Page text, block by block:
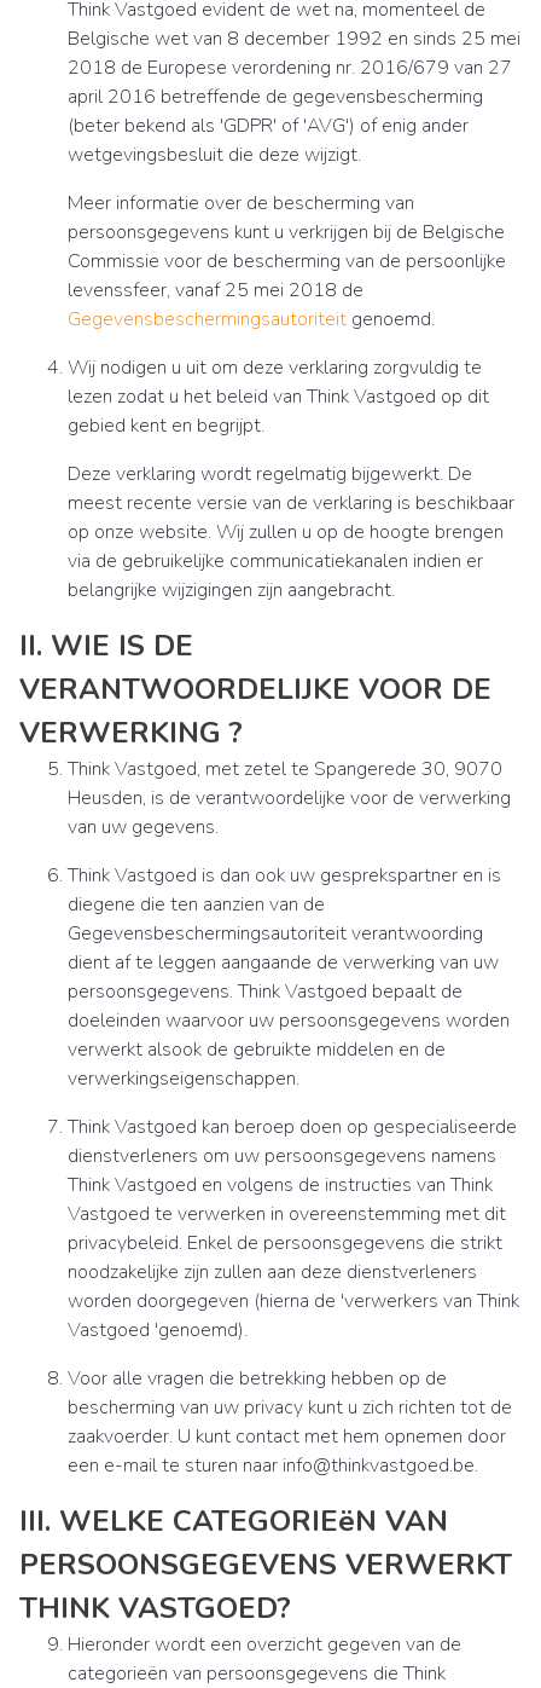
Think Vastgoed evident de wet na, momenteel de
Belgische wet van 8 december 1992 en sinds 25 mei
2018 de Europese verordening nr. 2016/679 van 27
april 2016 betreffende de gegevensbescherming
(beter bekend als 'GDPR' of 'AVG') of enig ander
wetgevingsbesluit die deze wijzigt.
Meer informatie over de bescherming van
persoonsgegevens kunt u verkrijgen bij de Belgische
Commissie voor de bescherming van de persoonlijke
levenssfeer, vanaf 25 mei 2018 de
Gegevensbeschermingsautoriteit genoemd.
Wij nodigen u uit om deze verklaring zorgvuldig te
lezen zodat u het beleid van Think Vastgoed op dit
gebied kent en begrijpt.
Deze verklaring wordt regelmatig bijgewerkt. De
meest recente versie van de verklaring is beschikbaar
op onze website. Wij zullen u op de hoogte brengen
via de gebruikelijke communicatiekanalen indien er
belangrijke wijzigingen zijn aangebracht.
II. WIE IS DE
VERANTWOORDELIJKE VOOR DE
VERWERKING ?
Think Vastgoed, met zetel te Spangerede 30, 9070
Heusden, is de verantwoordelijke voor de verwerking
van uw gegevens.
Think Vastgoed is dan ook uw gesprekspartner en is
diegene die ten aanzien van de
Gegevensbeschermingsautoriteit verantwoording
dient af te leggen aangaande de verwerking van uw
persoonsgegevens. Think Vastgoed bepaalt de
doeleinden waarvoor uw persoonsgegevens worden
verwerkt alsook de gebruikte middelen en de
verwerkingseigenschappen.
Think Vastgoed kan beroep doen op gespecialiseerde
dienstverleners om uw persoonsgegevens namens
Think Vastgoed en volgens de instructies van Think
Vastgoed te verwerken in overeenstemming met dit
privacybeleid. Enkel de persoonsgegevens die strikt
noodzakelijke zijn zullen aan deze dienstverleners
worden doorgegeven (hierna de 'verwerkers van Think
Vastgoed 'genoemd).
Voor alle vragen die betrekking hebben op de
bescherming van uw privacy kunt u zich richten tot de
zaakvoerder. U kunt contact met hem opnemen door
een e-mail te sturen naar info@thinkvastgoed.be.
III. WELKE CATEGORIEëN VAN
PERSOONSGEGEVENS VERWERKT
THINK VASTGOED?
Hieronder wordt een overzicht gegeven van de
categorieën van persoonsgegevens die Think